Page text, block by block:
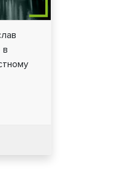
в